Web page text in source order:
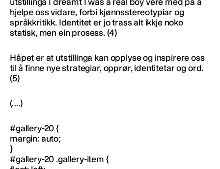
hjelpe oss vidare, forbi kjønnsstereotypiar og
språkkritikk. Identitet er jo trass alt ikkje noko
statisk, men ein prosess. (4)
Håpet er at utstillinga kan opplyse og inspirere oss
til å finne nye strategiar, opprør, identitetar og ord.
(5)
(….)
#gallery-20 {
margin: auto;
}
#gallery-20 .gallery-item {